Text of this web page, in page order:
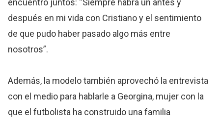
encuentro juntos: “Siempre habrá un antes y
después en mi vida con Cristiano y el sentimiento
de que pudo haber pasado algo más entre
nosotros”.
Además, la modelo también aprovechó la entrevista
con el medio para hablarle a Georgina, mujer con la
que el futbolista ha construido una familia